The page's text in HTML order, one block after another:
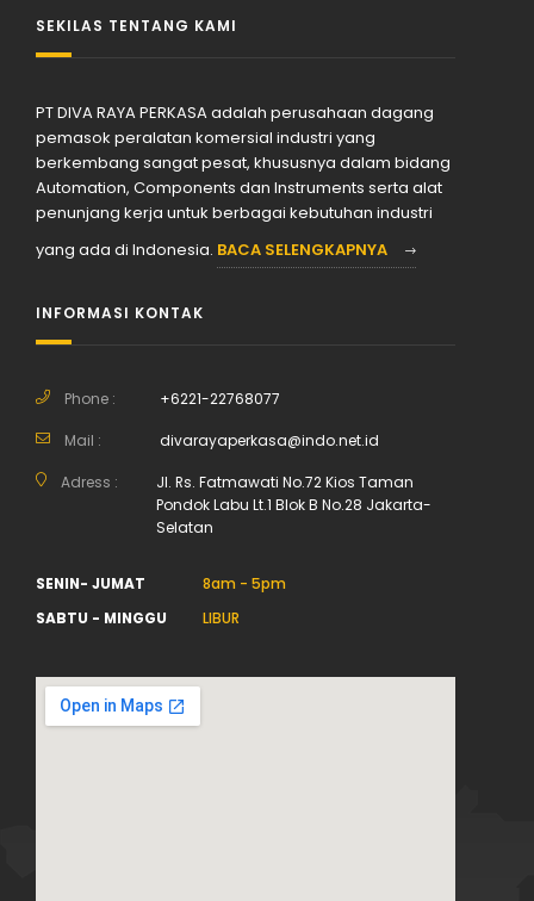
SEKILAS TENTANG KAMI
PT DIVA RAYA PERKASA adalah perusahaan dagang
pemasok peralatan komersial industri yang
berkembang sangat pesat, khususnya dalam bidang
Automation, Components dan Instruments serta alat
penunjang kerja untuk berbagai kebutuhan industri
yang ada di Indonesia. BACA SELENGKAPNYA
INFORMASI KONTAK
Phone : +6221-22768077
Mail : divarayaperkasa@indo.net.id
Adress :
Jl. Rs. Fatmawati No.72 Kios Taman
Pondok Labu Lt.1 Blok B No.28 Jakarta-
Selatan
SENIN- JUMAT
8am - 5pm
SABTU - MINGGU
LIBUR